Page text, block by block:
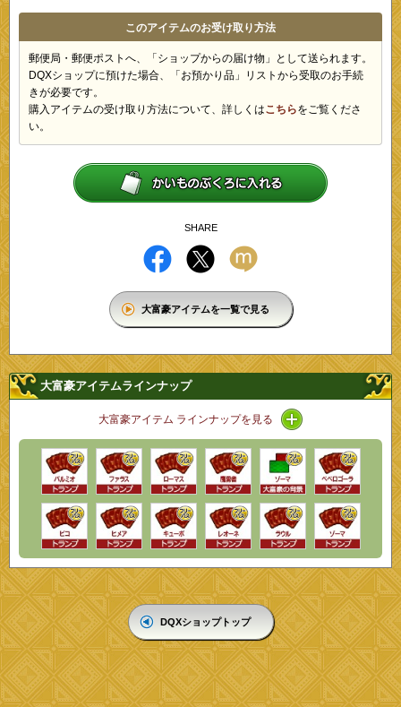
このアイテムのお受け取り方法
郵便局・郵便ポストへ、「ショップからの届け物」として送られます。
DQXショップに預けた場合、「お預かり品」リストから受取のお手続
きが必要です。
購入アイテムの受け取り方法について、詳しくはこちらをご覧くださ
い。
SHARE
大富豪アイテムを一覧で見る
大富豪アイテムラインナップ
大富豪アイテム ラインナップを見る アイコン / ライン
DQXショップトップ